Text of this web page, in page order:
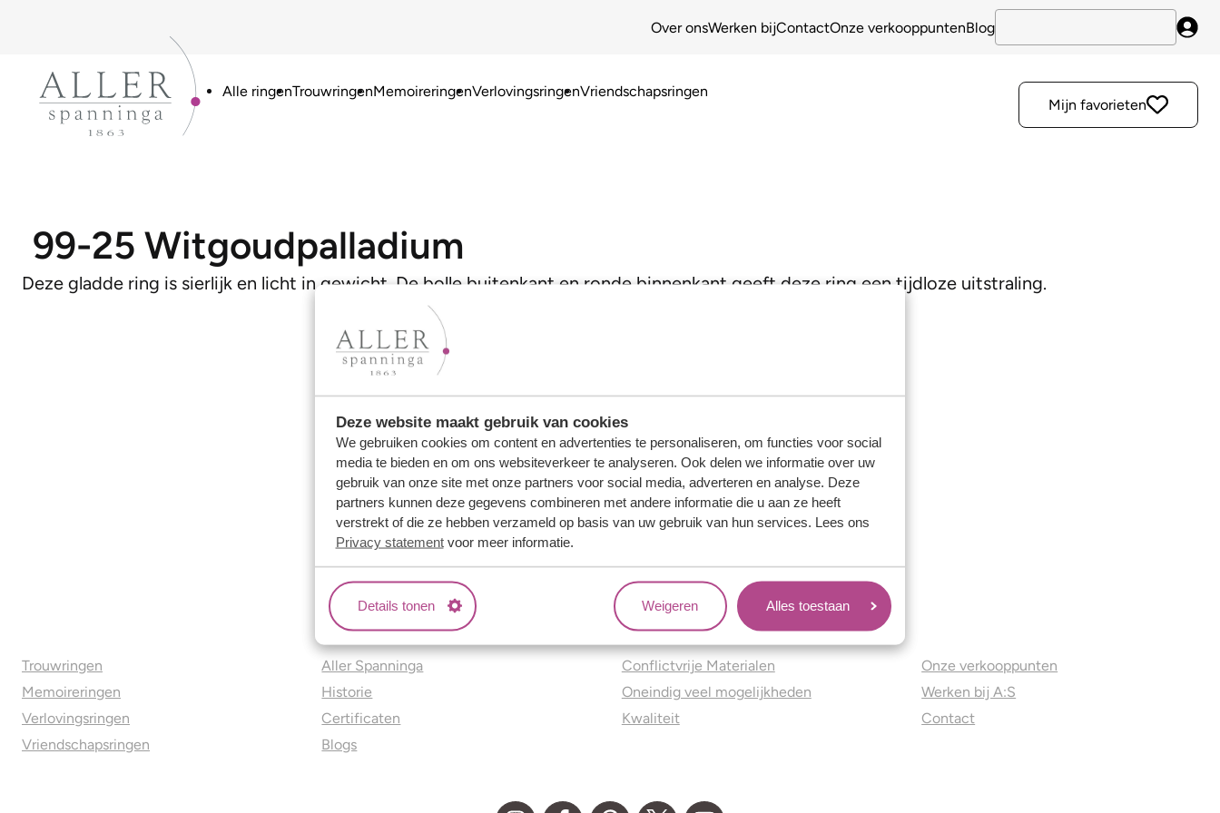
Deze website maakt gebruik van cookies
We gebruiken cookies om content en advertenties te personaliseren, om functies voor social
media te bieden en om ons websiteverkeer te analyseren. Ook delen we informatie over uw
gebruik van onze site met onze partners voor social media, adverteren en analyse. Deze
partners kunnen deze gegevens combineren met andere informatie die u aan ze heeft
verstrekt of die ze hebben verzameld op basis van uw gebruik van hun services. Lees ons
Privacy statementvoor meer informatie.
Details tonen Weigeren Alles toestaan
Over onsWerken bijContactOnze verkooppuntenBlog
Alle ringenTrouwringenMemoireringenVerlovingsringenVriendschapsringen
Mijn favorieten
99-25 Witgoudpalladium
Deze gladde ring is sierlijk en licht in gewicht. De bolle buitenkant en ronde binnenkant geeft deze ring een tijdloze uitstraling.
Trouwringen
Memoireringen
Verlovingsringen
Vriendschapsringen
Over ons
Aller Spanninga
Historie
Certificaten
Blogs
Jouw voordelen
Conflictvrije Materialen
Oneindig veel mogelijkheden
Kwaliteit
Onze verkooppunten
Werken bij A:S
Contact